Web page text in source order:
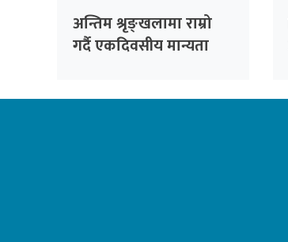
अन्तिम श्रृङ्खलामा राम्रो
गर्दै एकदिवसीय मान्यता